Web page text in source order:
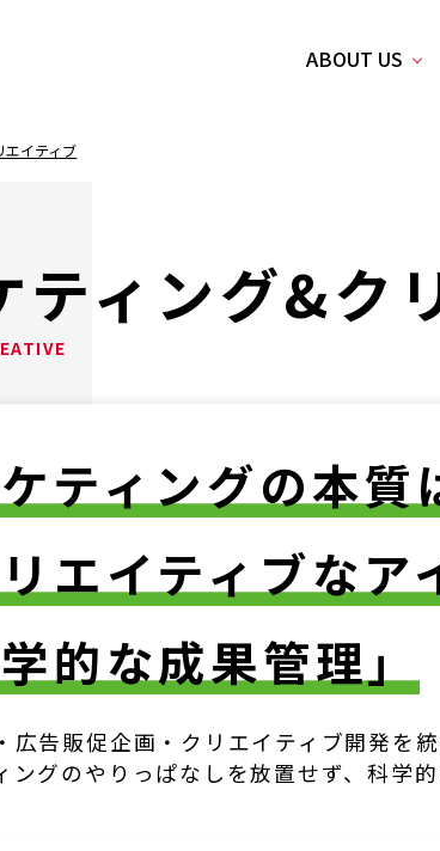
ABOUT US
エイティブ
ティング&ク
ティングの本質
リエイティブなア
学的な成果管理」
広告販促企画・クリエイティブ開発を統
ングのやりっぱなしを放置せず、科学的